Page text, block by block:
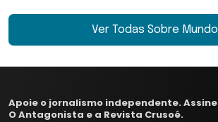
Ver Todas Sobre Mundo
Apoie o jornalismo independente. Assine
O Antagonista e a Revista Crusoé.